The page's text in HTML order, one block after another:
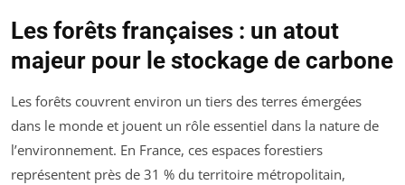
Les forêts françaises : un atout
majeur pour le stockage de carbone
Les forêts couvrent environ un tiers des terres émergées
dans le monde et jouent un rôle essentiel dans la nature de
l’environnement. En France, ces espaces forestiers
représentent près de 31 % du territoire métropolitain,